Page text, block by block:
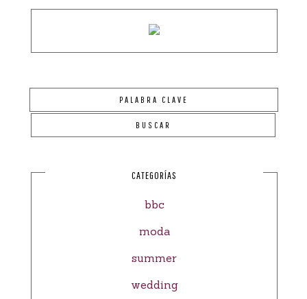
CATEGORÍAS
bbc
moda
summer
wedding